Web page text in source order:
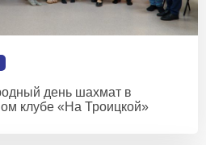
день шахмат в
клубе «На Троицкой»